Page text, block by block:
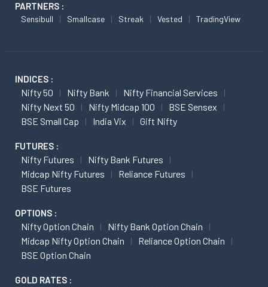
PARTNERS :
Sensibull Smallcase Streak Vested TradingView
INDICES :
Nifty 50 Nifty Bank
Nifty Financial Services
Nifty Next 50
Nifty Midcap 100
BSE Sensex
BSE Small Cap
India Vix Gift Nifty
FUTURES :
Nifty Futures
Nifty Bank Futures
Midcap Nifty Futures
Reliance Futures
BSE Futures
OPTIONS :
Nifty Option Chain
Nifty Bank Option Chain
Midcap Nifty Option Chain
Reliance Option Chain
BSE Option Chain
GOLD RATES :